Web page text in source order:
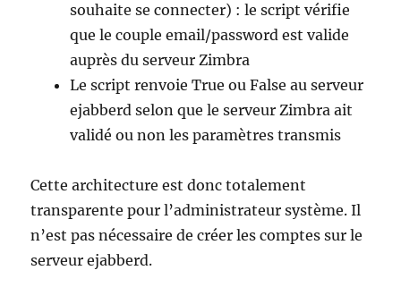
souhaite se connecter) : le script vérifie
que le couple email/password est valide
auprès du serveur Zimbra
Le script renvoie True ou False au serveur
ejabberd selon que le serveur Zimbra ait
validé ou non les paramètres transmis
Cette architecture est donc totalement
transparente pour l’administrateur système. Il
n’est pas nécessaire de créer les comptes sur le
serveur ejabberd.